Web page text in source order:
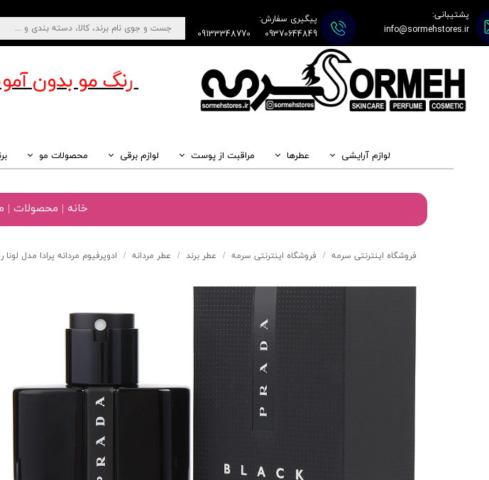
پشتیبانی:
info@sormehstores.ir
پیگیری سفارش:
09370644849
09133348770
لوازم آرایشی عطرها مراقبت از پوست لوازم برقی محصولات مو
رنگ مو بدون
خانه | محصولات
فروشگاه اینترنتی سرمه فروشگاه اینترنتی سرمه عطر برند عطر مردانه ادوپرفیوم مردانه پرادا مدل لونا روزا بلک